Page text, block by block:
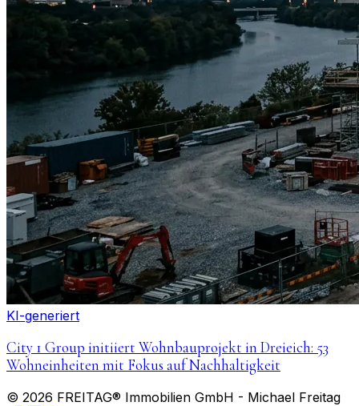
KI-generiert
City 1 Group initiiert Wohnbauprojekt in Dreieich: 53
Wohneinheiten mit Fokus auf Nachhaltigkeit
© 2026 FREITAG® Immobilien GmbH - Michael Freitag